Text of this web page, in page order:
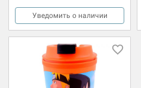
Уведомить о наличии